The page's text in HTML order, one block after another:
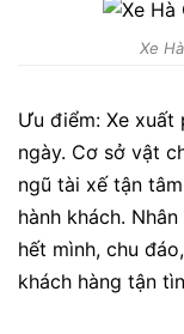
Xe
Ưu điểm: Xe xuất
ngày. Cơ sở vật
ngũ tài xế tận
hành khách.
hết mình, chu
khách hàng tận